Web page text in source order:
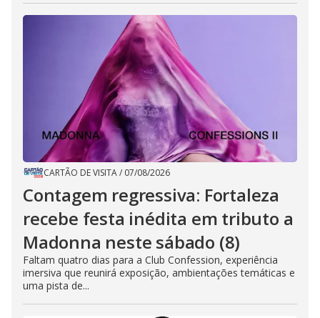
CARTÃO DE VISITA/ 07/08/2026
Contagem regressiva: Fortaleza
recebe festa inédita em tributo a
Madonna neste sábado (8)
Faltam quatro dias para a Club Confession, experiência
imersiva que reunirá exposição, ambientações temáticas e
uma pista de...